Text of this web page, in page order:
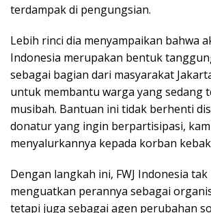
terdampak di pengungsian.
Lebih rinci dia menyampaikan bahwa
Indonesia merupakan bentuk
sebagai bagian dari masyarakat
untuk membantu warga yang sedang
musibah. Bantuan ini tidak berhenti
donatur yang ingin berpartisipasi,
menyalurkannya kepada korban
Dengan langkah ini, FWJ Indonesia tak
menguatkan perannya sebagai
tetapi juga sebagai agen perubahan